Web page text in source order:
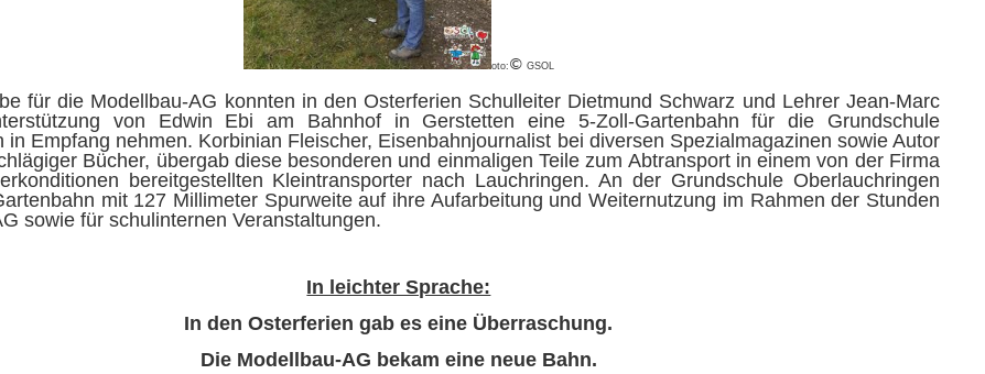
oto: © GSOL
für die Modellbau-AG konnten in den Osterferien Schulleiter Dietmund Schwarz und Lehrer Jean-Marc
von Edwin Ebi am Bahnhof in Gerstetten eine 5-Zoll-Gartenbahn für die Grundschule
in Empfang nehmen. Korbinian Fleischer, Eisenbahnjournalist bei diversen Spezialmagazinen sowie Autor
Bücher, übergab diese besonderen und einmaligen Teile zum Abtransport in einem von der Firma
bereitgestellten Kleintransporter nach Lauchringen. An der Grundschule Oberlauchringen
mit 127 Millimeter Spurweite auf ihre Aufarbeitung und Weiternutzung im Rahmen der Stunden
sowie für schulinternen Veranstaltungen.
In leichter Sprache:
In den Osterferien gab es eine Überraschung.
Die Modellbau-AG bekam eine neue Bahn.